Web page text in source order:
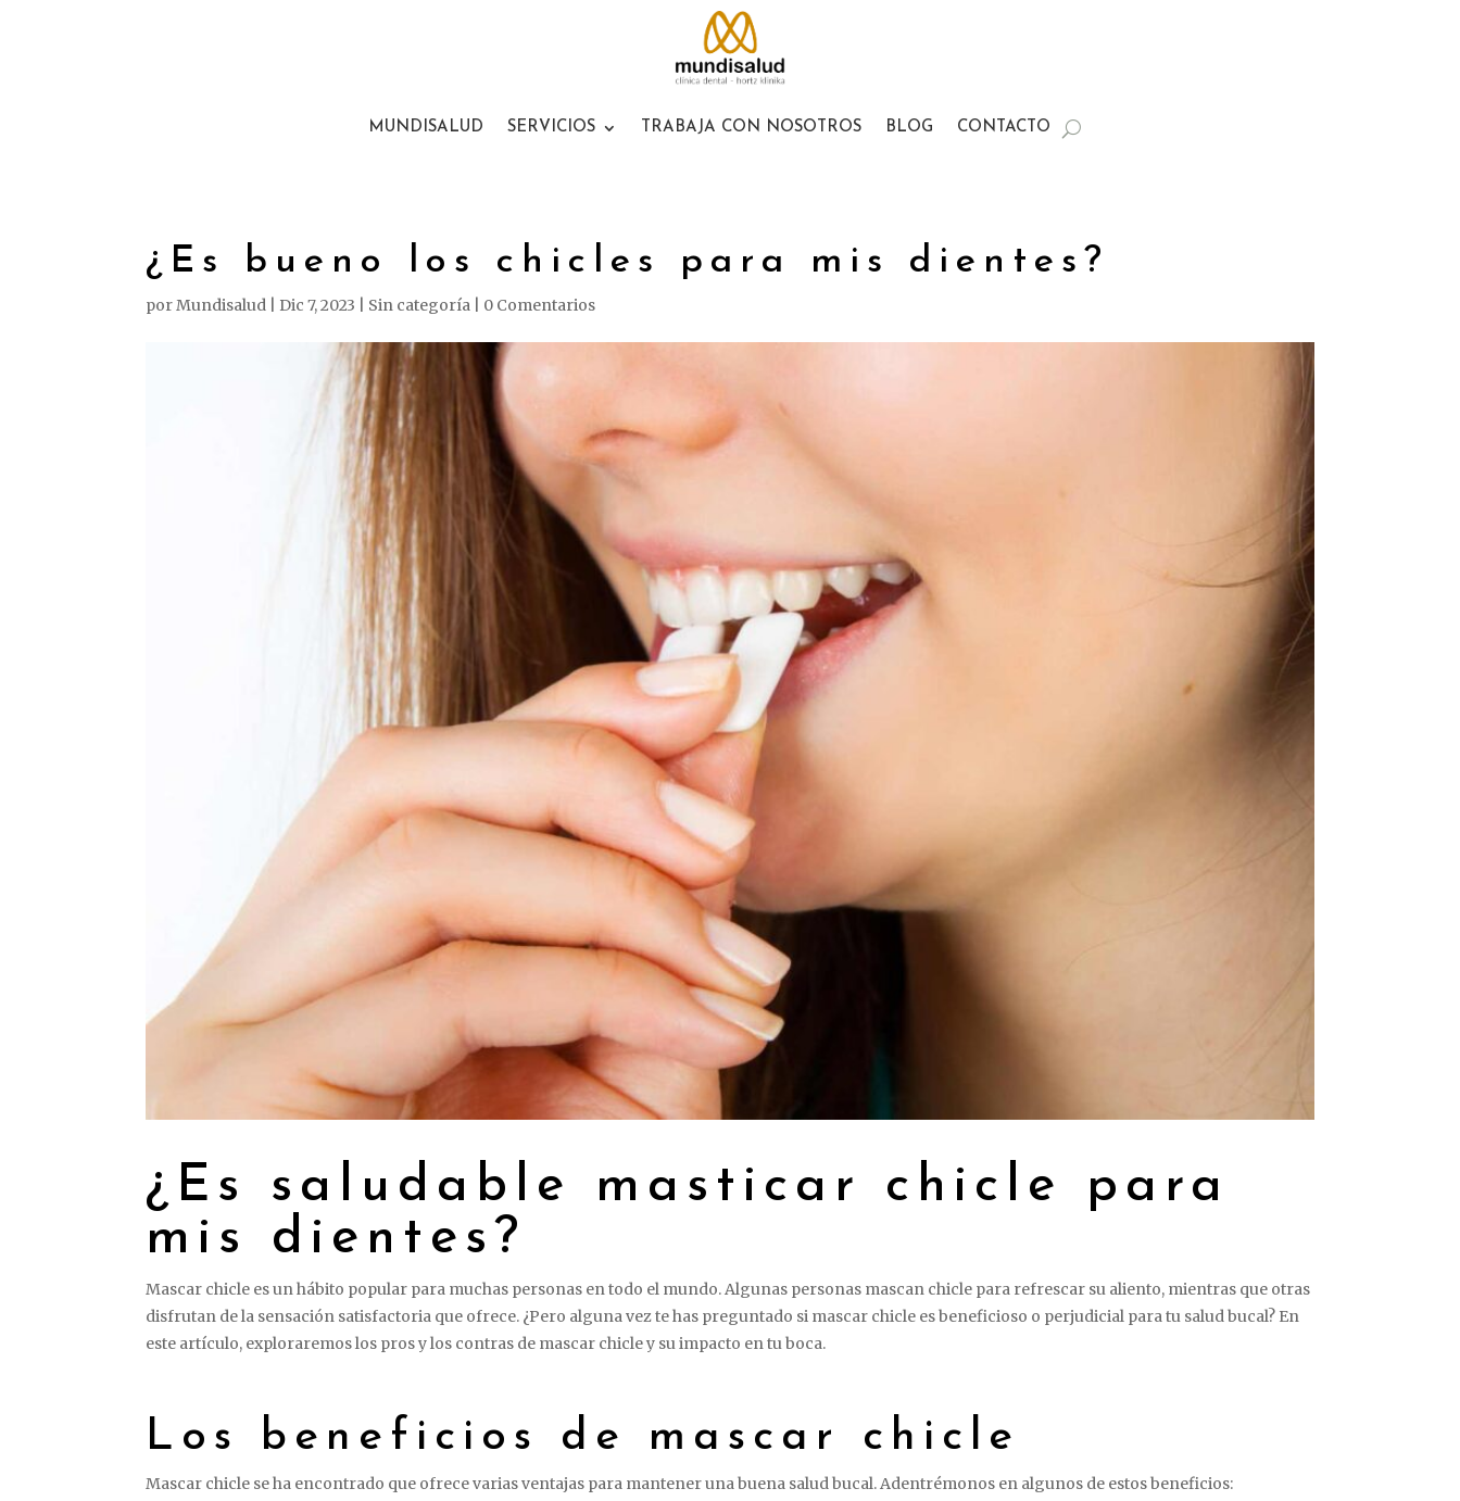
MUNDISALUD SERVICIOS TRABAJA CON NOSOTROS BLOG CONTACTO
¿Es bueno los chicles para mis dientes?
porMundisalud Dic 7, 2023 Sin categoría 0 Comentarios
¿Es saludable masticar chicle para
mis dientes?
Mascar chicle es un hábito popular para muchas personas en todo el mundo. Algunas personas mascan chicle para refrescar su aliento, mientras que otras
disfrutan de la sensación satisfactoria que ofrece. ¿Pero alguna vez te has preguntado si mascar chicle es beneficioso o perjudicial para tu salud bucal? En
este artículo, exploraremos los pros y los contras de mascar chicle y su impacto en tu boca.
Los beneficios de mascar chicle
Mascar chicle se ha encontrado que ofrece varias ventajas para mantener una buena salud bucal. Adentrémonos en algunos de estos beneficios: